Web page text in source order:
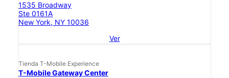
1535 Broadway
Ste 0161A
New York, NY 10036
Ver
Tienda T-Mobile Experience
T-Mobile Gateway Center